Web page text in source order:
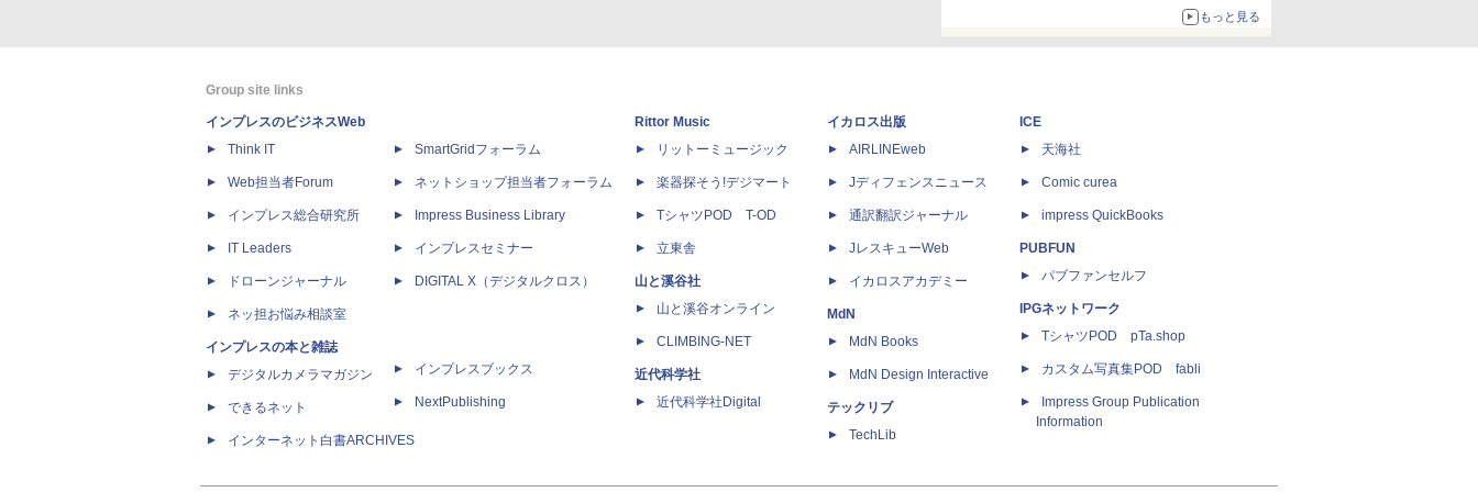
もっと見る
Group site links
インプレスのビジネスWeb
Think IT
Web担当者Forum
インプレス総合研究所
IT Leaders
ドローンジャーナル
ネッ担お悩み相談室
インプレスの本と雑誌
デジタルカメラマガジン
できるネット
インターネット白書ARCHIVES
SmartGridフォーラム
ネットショップ担当者フォーラム
Impress Business Library
インプレスセミナー
DIGITAL X（デジタルクロス）
インプレスブックス
NextPublishing
Rittor Music
リットーミュージック
楽器探そう!デジマート
TシャツPOD T-OD
立東舎
山と溪谷社
山と溪谷オンライン
CLIMBING-NET
近代科学社
近代科学社Digital
イカロス出版
AIRLINEweb
Jディフェンスニュース
通訳翻訳ジャーナル
JレスキューWeb
イカロスアカデミー
MdN
MdN Books
MdN Design Interactive
テックリブ
TechLib
ICE
天海社
Comic curea
impress QuickBooks
PUBFUN
パブファンセルフ
IPGネットワーク
TシャツPOD pTa.shop
カスタム写真集POD fabli
Impress Group Publication
Information